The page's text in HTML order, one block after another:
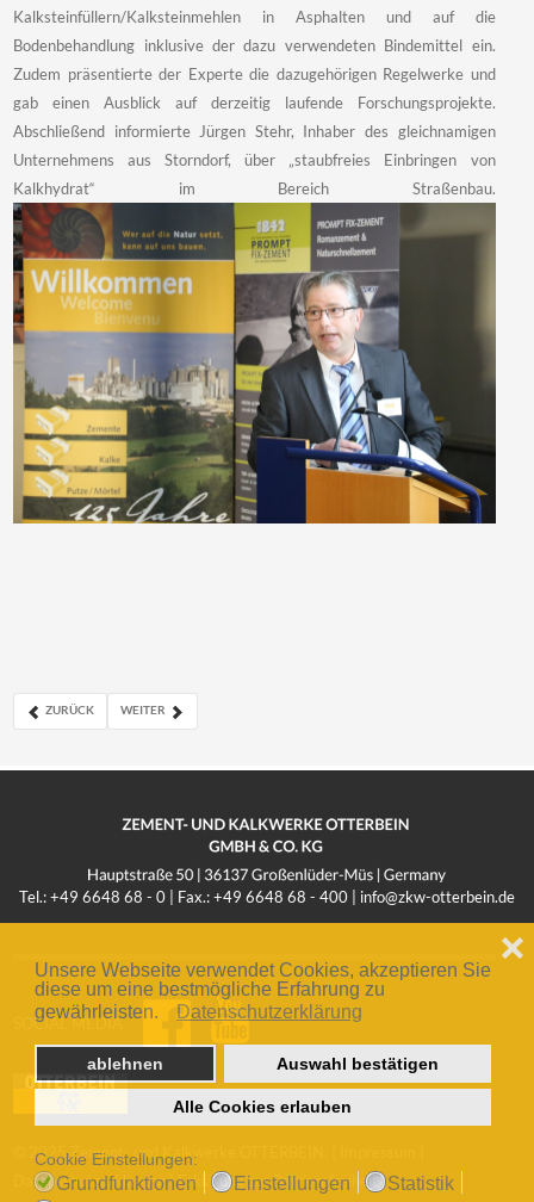
Unsere Webseite verwendet Cookies, akzeptieren Sie
diese um eine bestmögliche Erfahrung zu
gewährleisten.
Datenschutzerklärung
ablehnen Auswahl bestätigen
Alle Cookies erlauben
❌
Cookie Einstellungen:
Grundfunktionen Einstellungen Statistik
Kalksteinfüllern/Kalksteinmehlen in Asphalten und auf die
Bodenbehandlung inklusive der dazu verwendeten Bindemittel ein.
Zudem präsentierte der Experte die dazugehörigen Regelwerke und
gab einen Ausblick auf derzeitig laufende Forschungsprojekte.
Abschließend informierte Jürgen Stehr, Inhaber des gleichnamigen
Unternehmens aus Storndorf, über „staubfreies Einbringen von
Kalkhydrat“ im Bereich Straßenbau.
ZURÜCK WEITER
Tel.: +49 6648 68 - 0 | Fax.: +49 6648 68 - 400 | info@zkw-otterbein.de
SOCIAL MEDIA
© 2025 Zement- und Kalkwerke OTTERBEIN. |
Datenschutzerklärung|Erklärung zur Barrierefreiheit